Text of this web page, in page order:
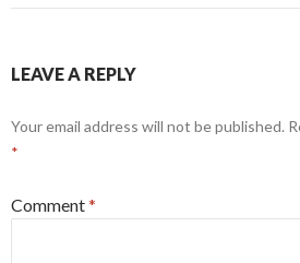
LEAVE A REPLY
Your email address will not be published.
*
Comment*